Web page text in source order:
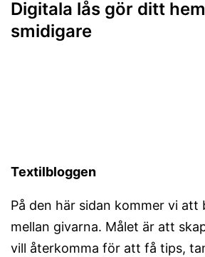
Digitala lås gör ditt
smidigare
Textilbloggen
På den här sidan kommer vi att
mellan givarna. Målet är att
vill återkomma för att få tips,